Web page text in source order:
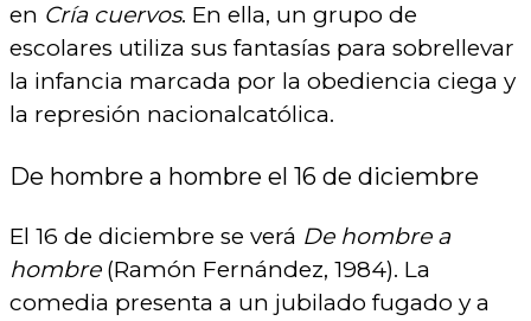
en Cría cuervos. En ella, un grupo de
escolares utiliza sus fantasías para sobrellevar
la infancia marcada por la obediencia ciega y
la represión nacionalcatólica.
De hombre a hombre el 16 de diciembre
El 16 de diciembre se verá De hombre a
hombre(Ramón Fernández, 1984). La
comedia presenta a un jubilado fugado y a